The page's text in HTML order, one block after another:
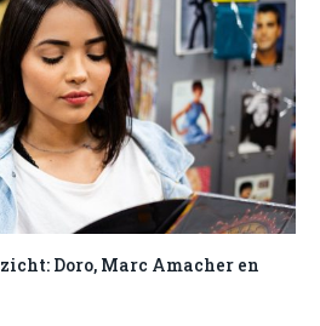
Doro, Marc Amacher en